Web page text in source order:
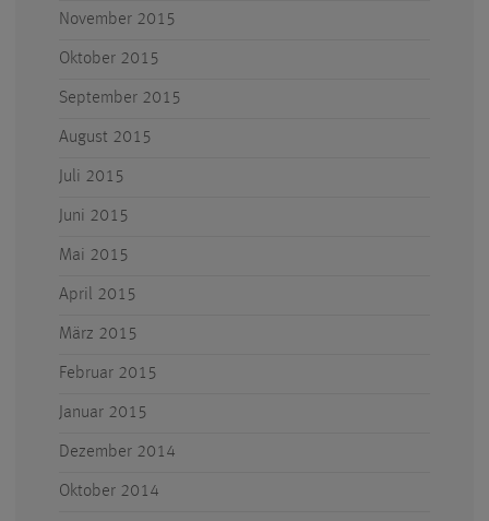
November 2015
Oktober 2015
September 2015
August 2015
Juli 2015
Juni 2015
Mai 2015
April 2015
März 2015
Februar 2015
Januar 2015
Dezember 2014
Oktober 2014